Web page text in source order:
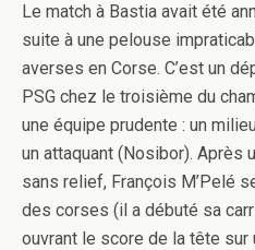
Le match à Bastia avait été
suite à une pelouse
averses en Corse. C’est un
PSG chez le troisième du
une équipe prudente : un
un attaquant (Nosibor). Après
sans relief, François M’Pelé
des corses (il a débuté sa
ouvrant le score de la tête sur